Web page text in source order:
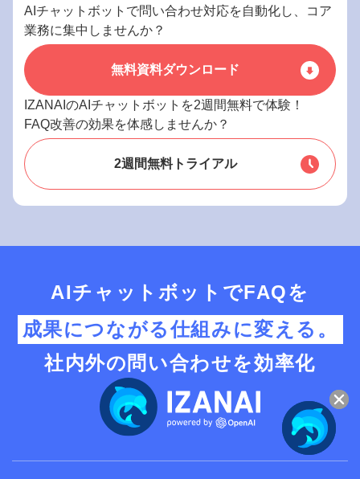
AIチャットボットで問い合わせ対応を自動化し、コア
業務に集中しませんか？
無料資料ダウンロード
IZANAIのAIチャットボットを2週間無料で体験！
FAQ改善の効果を体感しませんか？
2週間無料トライアル
AIチャットボットでFAQを
成果につながる仕組みに変える。
社内外の問い合わせを効率化